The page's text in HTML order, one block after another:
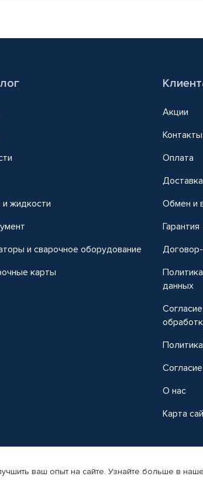
жидкости
и сварочное оборудование
карты
Акции
Контакты
Оплата
Доставка
Обмен и
Гарантия
данных
О нас
Карта
магазин автомобильных товаров Автопрофи.
ваш опыт на сайте. Узнайте больше в